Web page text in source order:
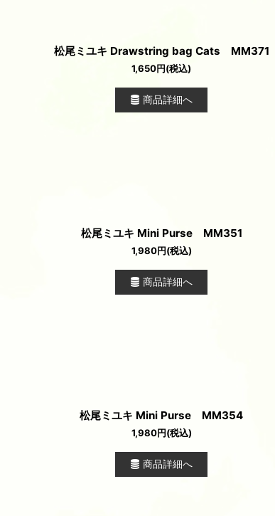
松尾ミユキ Drawstring bag Cats MM371
1,650円(税込)
商品詳細へ
松尾ミユキ Mini Purse MM351
1,980円(税込)
商品詳細へ
松尾ミユキ Mini Purse MM354
1,980円(税込)
商品詳細へ